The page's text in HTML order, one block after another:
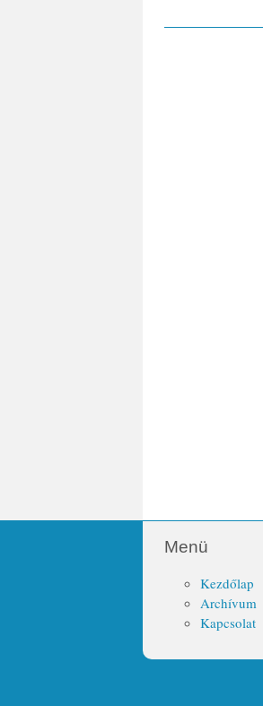
Menü
Kezdőlap
Archívum
Kapcsolat